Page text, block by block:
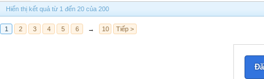
Hiển thị kết quả từ 1 đến 20 của 200
1 2 3 4 5 6 → 10 Tiếp >